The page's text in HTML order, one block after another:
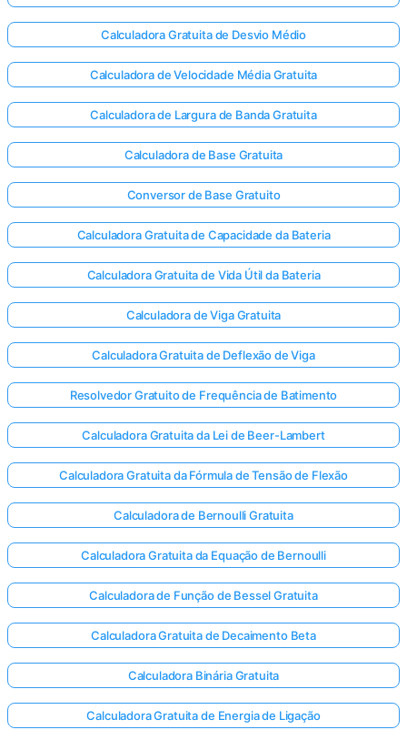
não
há
sua
Calculadora Gratuita de Desvio Médio
Calculadora de Velocidade Média Gratuita
Calculadora de Largura de Banda Gratuita
Calculadora de Base Gratuita
Conversor de Base Gratuito
Calculadora Gratuita de Capacidade da Bateria
Calculadora Gratuita de Vida Útil da Bateria
Calculadora de Viga Gratuita
Calculadora Gratuita de Deflexão de Viga
Resolvedor Gratuito de Frequência de Batimento
Calculadora Gratuita da Lei de Beer-Lambert
Calculadora Gratuita da Fórmula de Tensão de Flexão
Calculadora de Bernoulli Gratuita
Calculadora Gratuita da Equação de Bernoulli
Calculadora de Função de Bessel Gratuita
Calculadora Gratuita de Decaimento Beta
Calculadora Binária Gratuita
Calculadora Gratuita de Energia de Ligação